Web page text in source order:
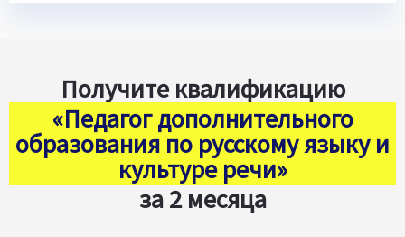
Получите квалификацию
«Педагог дополнительного
образования по русскому языку и
культуре речи»
за 2 месяца